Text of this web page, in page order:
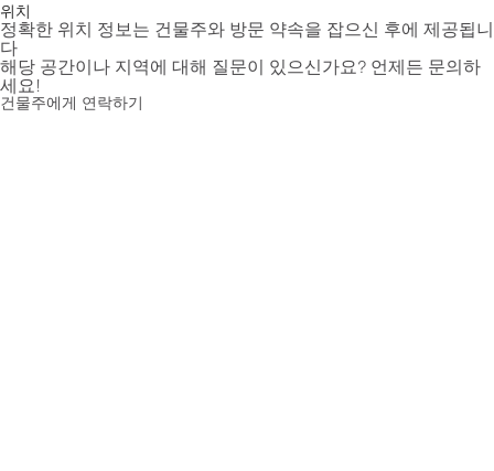
위치
정확한 위치 정보는 건물주와 방문 약속을 잡으신 후에 제공됩니
다
해당 공간이나 지역에 대해 질문이 있으신가요? 언제든 문의하
세요!
건물주에게 연락하기